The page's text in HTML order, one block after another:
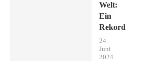
Welt:
Ein
Rekord
24.
Juni
2024